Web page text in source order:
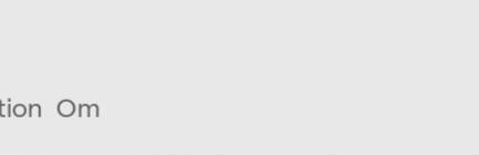
Om